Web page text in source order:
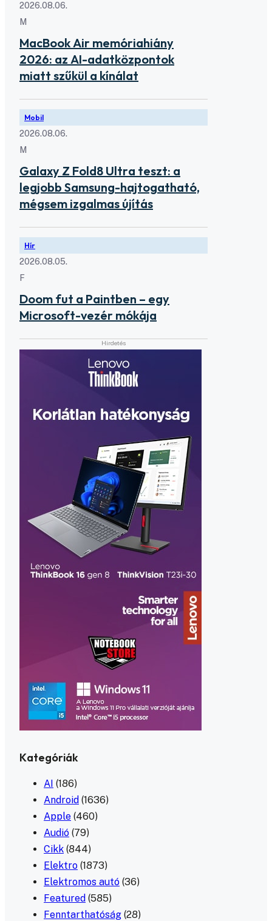
2026.08.06.
M
MacBook Air memóriahiány
2026: az AI-adatközpontok
miatt szűkül a kínálat
Mobil
2026.08.06.
M
Galaxy Z Fold8 Ultra teszt: a
legjobb Samsung-hajtogatható,
mégsem izgalmas újítás
Hír
2026.08.05.
F
Doom fut a Paintben – egy
Microsoft-vezér mókája
Kategóriák
AI (186)
Android (1636)
Apple (460)
Audió (79)
Cikk (844)
Elektro (1873)
Elektromos autó (36)
Featured (585)
Fenntarthatóság (28)